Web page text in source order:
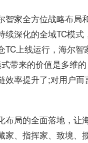
智家全方位战略布局
续深化的全域TC模
TC上线运行，海尔
带来的价值是多维
效率提升了;对用户
布局的全面落地，让
家、指挥家、致境